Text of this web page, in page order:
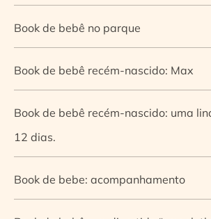
Book de bebê no parque
Book de bebê recém-nascido: Max
Book de bebê recém-nascido: uma
12 dias.
Book de bebe: acompanhamento